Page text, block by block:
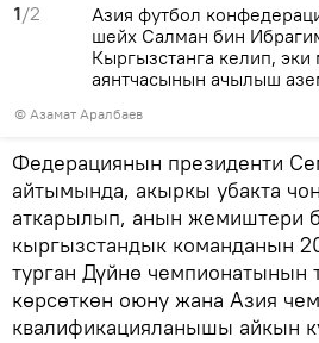
1/2
© Азамат Аралбаев
Азия футбол
шейх Салман бин
Кыргызстанга келип,
аянтчасынын ачылыш
Федерациянын президенти
айтымында, акыркы убакта
аткарылып, анын жемиштери
кыргызстандык команданын
турган Дүйнө чемпионатынын
көрсөткөн оюну жана Азия
квалификацияланышы айкын